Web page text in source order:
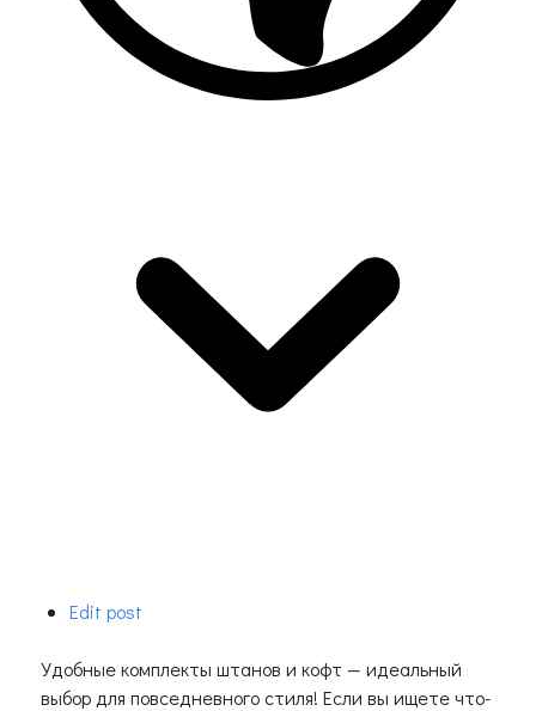
Edit post
Удобные комплекты штанов и кофт — идеальный
выбор для повседневного стиля! Если вы ищете что-